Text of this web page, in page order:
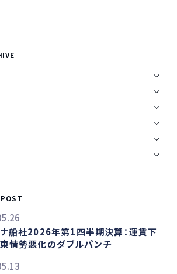
船社2026年第1四半期決算：運賃下
情勢悪化のダブルパンチ